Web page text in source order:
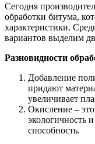
Сегодня
обработки битума,
характеристики.
вариантов выделим
Разновидности
Добавление
придают
увеличивает
Окисление –
экологичность
способность.